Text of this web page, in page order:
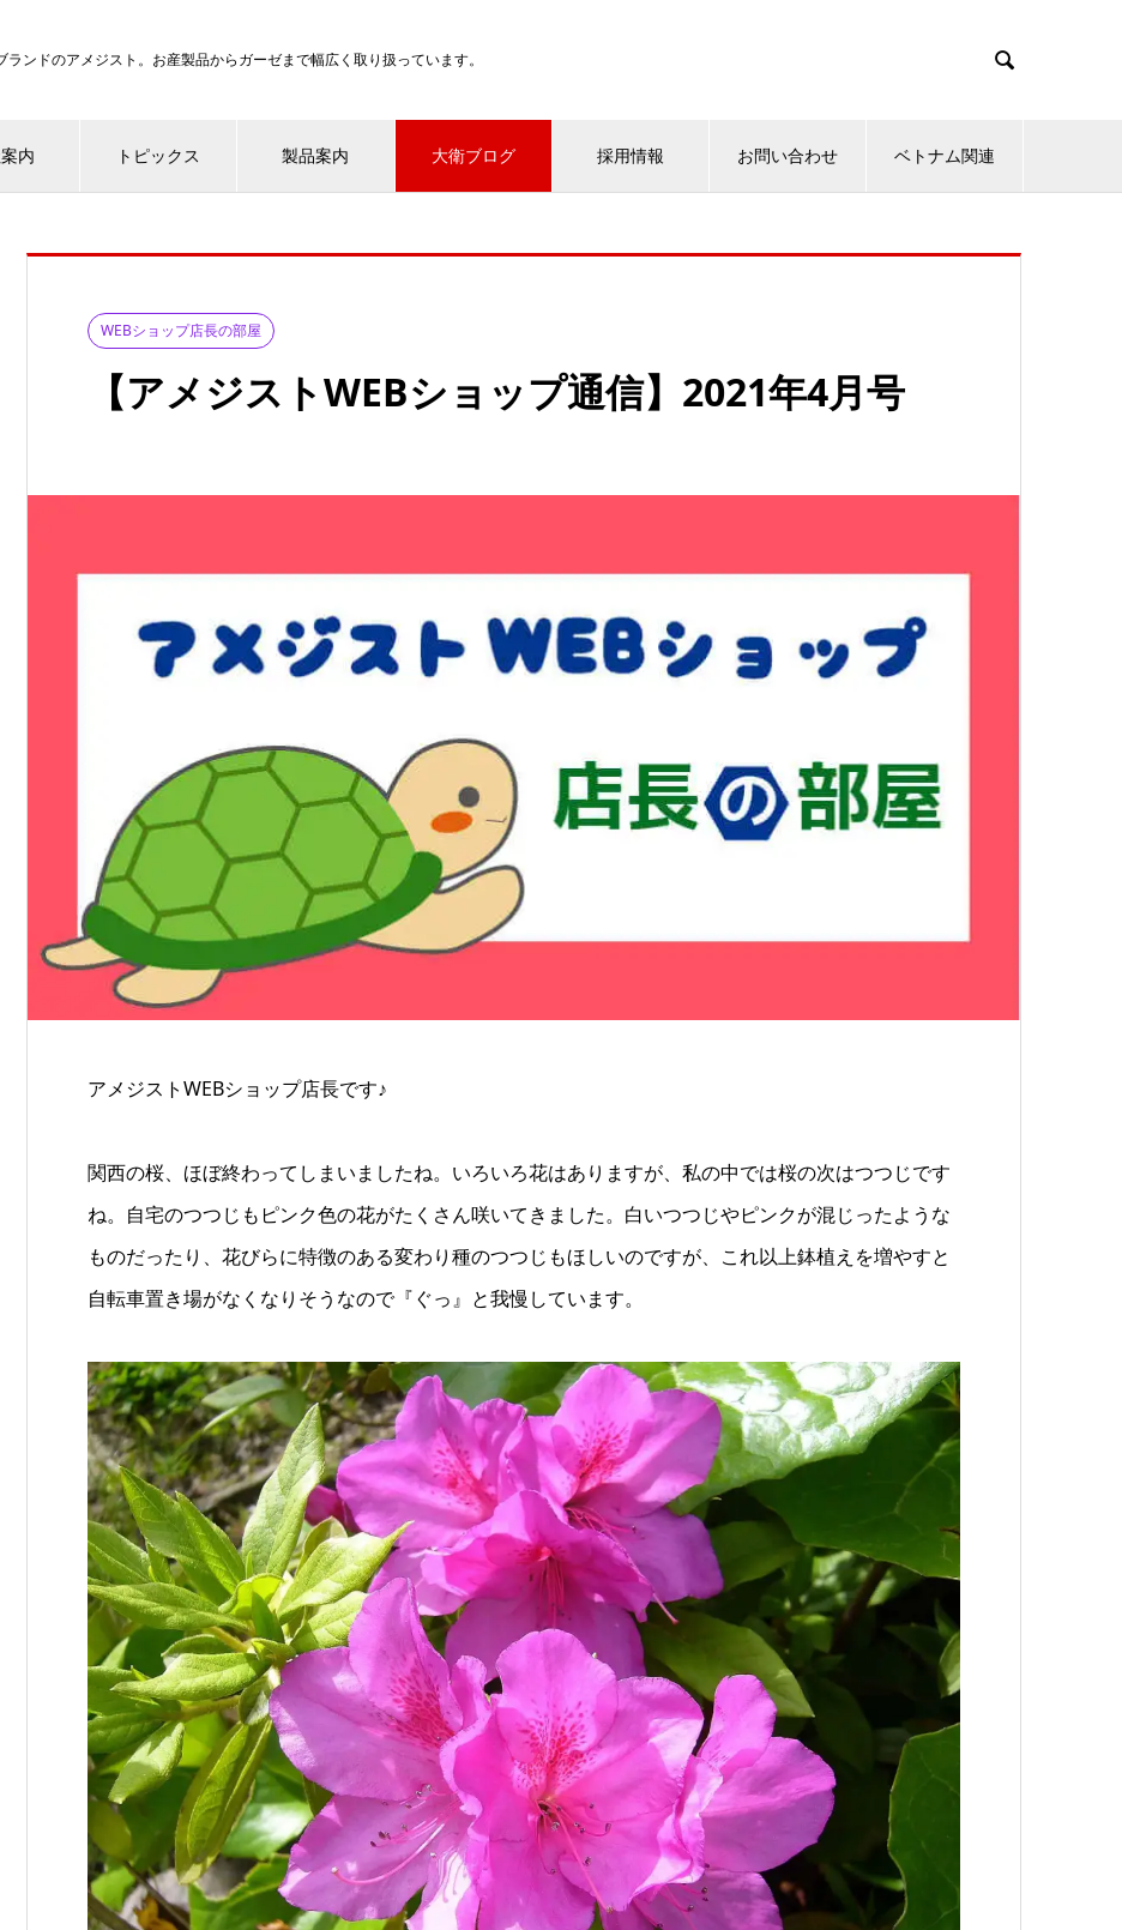
ンドのアメジスト。お産製品からガーゼまで幅広く取り扱っています。 
内 トピックス 製品案内 大衛ブログ 採用情報 お問い合わせ ベトナム関連
WEBショップ店長の部屋
【アメジストWEBショップ通信】2021年4月号
アメジストWEBショップ店長です♪
関西の桜、ほぼ終わってしまいましたね。いろいろ花はありますが、私の中では桜の次はつつじです
ね。自宅のつつじもピンク色の花がたくさん咲いてきました。白いつつじやピンクが混じったような
ものだったり、花びらに特徴のある変わり種のつつじもほしいのですが、これ以上鉢植えを増やすと
自転車置き場がなくなりそうなので『ぐっ』と我慢しています。